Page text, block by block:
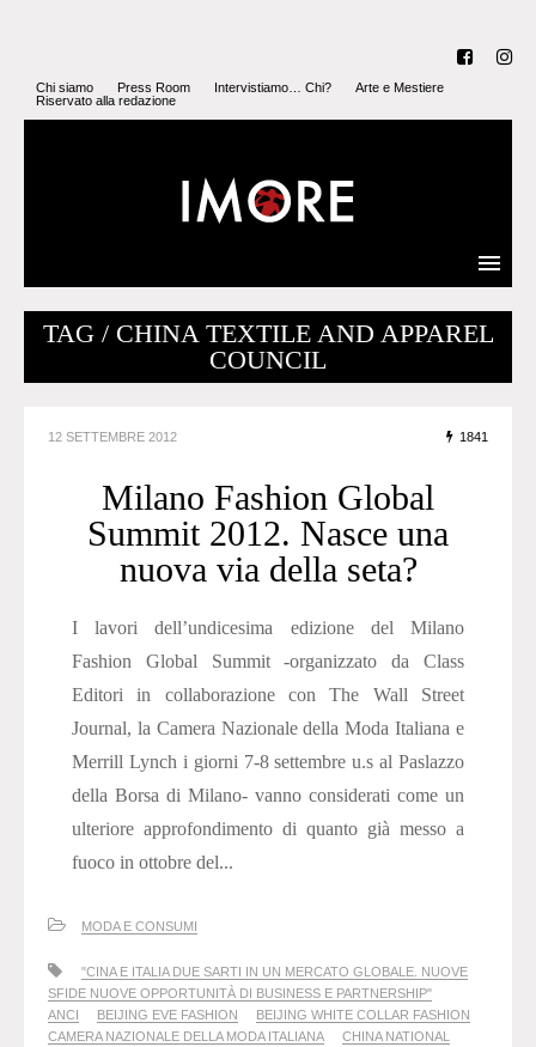
Chi siamo Press Room Intervistiamo… Chi?
Arte e Mestiere
Riservato alla redazione
TAG / CHINA TEXTILE AND APPAREL
COUNCIL
12 SETTEMBRE 2012 1841
Milano Fashion Global
Summit 2012. Nasce una
nuova via della seta?
I lavori dell’undicesima edizione del Milano
Fashion Global Summit -organizzato da Class
Editori in collaborazione con The Wall Street
Journal, la Camera Nazionale della Moda Italiana e
Merrill Lynch i giorni 7-8 settembre u.s al Paslazzo
della Borsa di Milano- vanno considerati come un
ulteriore approfondimento di quanto già messo a
fuoco in ottobre del...
MODA E CONSUMI
"CINA E ITALIA DUE SARTI IN UN MERCATO GLOBALE. NUOVE
SFIDE NUOVE OPPORTUNITÀ DI BUSINESS E PARTNERSHIP"
ANCI
BEIJING EVE FASHION
BEIJING WHITE COLLAR FASHION
CAMERA NAZIONALE DELLA MODA ITALIANA
CHINA NATIONAL